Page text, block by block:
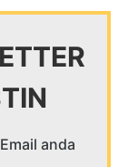
anda